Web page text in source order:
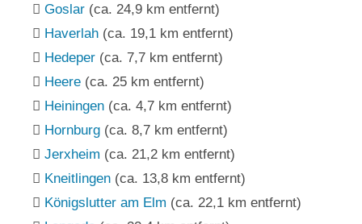
Goslar (ca. 24,9 km entfernt)
Haverlah (ca. 19,1 km entfernt)
Hedeper (ca. 7,7 km entfernt)
Heere (ca. 25 km entfernt)
Heiningen (ca. 4,7 km entfernt)
Hornburg (ca. 8,7 km entfernt)
Jerxheim (ca. 21,2 km entfernt)
Kneitlingen (ca. 13,8 km entfernt)
Königslutter am Elm (ca. 22,1 km entfernt)